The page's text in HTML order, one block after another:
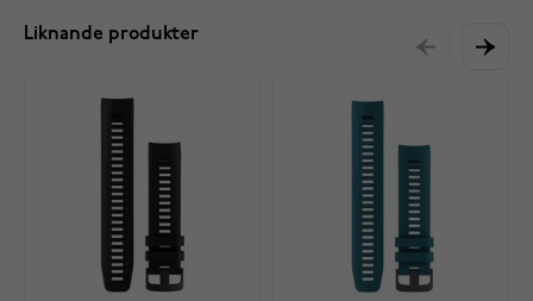
Liknande produkter